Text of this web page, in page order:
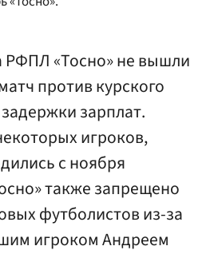
РФПЛ «Тосно» не вышли
против курского
зарплат.
игроков,
с ноября
также запрещено
футболистов из-за
игроком Андреем